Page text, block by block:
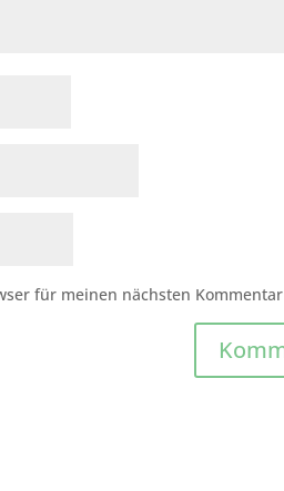
für meinen nächsten